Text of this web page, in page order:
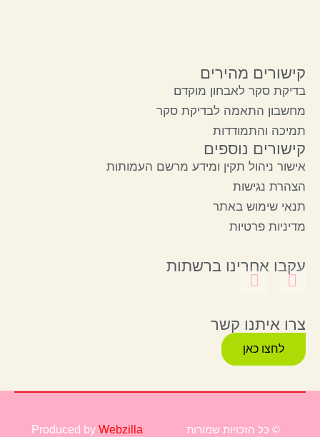
קישורים מהירים
בדיקת סקר לאבחון מוקדם
מחשבון התאמה לבדיקת סקר
תמיכה והתמודדות
קישורים נוספים
אישור ניהול תקין ומידע מרשם העמותות
הצהרת נגישות
תנאי שימוש באתר
מדיניות פרטיות
עקבו אחרינו ברשתות
צרו איתנו קשר
לחצו כאן
© כל הזכויות שמורות Produced by Webzilla